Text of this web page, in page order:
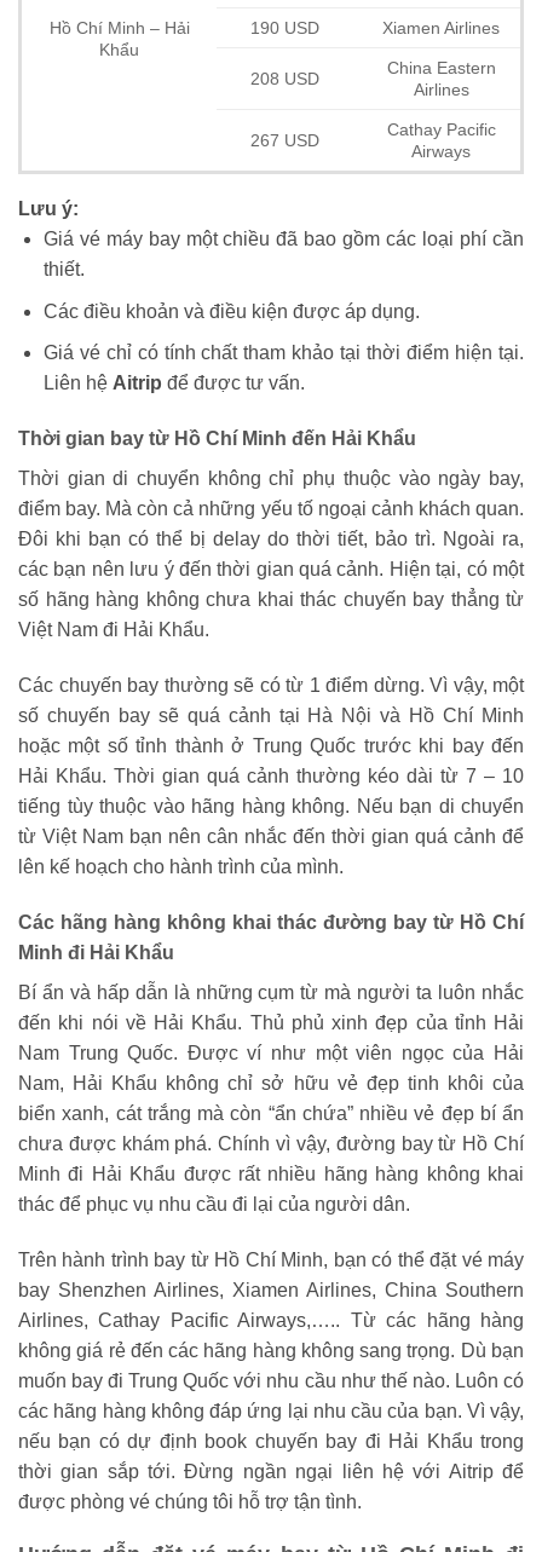
Hồ Chí Minh – Hải
Khẩu
190 USD Xiamen Airlines
208 USD
China Eastern
Airlines
267 USD
Cathay Pacific
Airways
Lưu ý:
Giá vé máy bay một chiều đã bao gồm các loại phí cần
thiết.
Các điều khoản và điều kiện được áp dụng.
Giá vé chỉ có tính chất tham khảo tại thời điểm hiện tại.
Liên hệ Aitrip để được tư vấn.
Thời gian bay từ Hồ Chí Minh đến Hải Khẩu
Thời gian di chuyển không chỉ phụ thuộc vào ngày bay,
điểm bay. Mà còn cả những yếu tố ngoại cảnh khách quan.
Đôi khi bạn có thể bị delay do thời tiết, bảo trì. Ngoài ra,
các bạn nên lưu ý đến thời gian quá cảnh. Hiện tại, có một
số hãng hàng không chưa khai thác chuyến bay thẳng từ
Việt Nam đi Hải Khẩu.
Các chuyến bay thường sẽ có từ 1 điểm dừng. Vì vậy, một
số chuyến bay sẽ quá cảnh tại Hà Nội và Hồ Chí Minh
hoặc một số tỉnh thành ở Trung Quốc trước khi bay đến
Hải Khẩu. Thời gian quá cảnh thường kéo dài từ 7 – 10
tiếng tùy thuộc vào hãng hàng không. Nếu bạn di chuyển
từ Việt Nam bạn nên cân nhắc đến thời gian quá cảnh để
lên kế hoạch cho hành trình của mình.
Các hãng hàng không khai thác đường bay từ Hồ Chí
Minh đi Hải Khẩu
Bí ẩn và hấp dẫn là những cụm từ mà người ta luôn nhắc
đến khi nói về Hải Khẩu. Thủ phủ xinh đẹp của tỉnh Hải
Nam Trung Quốc. Được ví như một viên ngọc của Hải
Nam, Hải Khẩu không chỉ sở hữu vẻ đẹp tinh khôi của
biển xanh, cát trắng mà còn “ẩn chứa” nhiều vẻ đẹp bí ẩn
chưa được khám phá. Chính vì vậy, đường bay từ Hồ Chí
Minh đi Hải Khẩu được rất nhiều hãng hàng không khai
thác để phục vụ nhu cầu đi lại của người dân.
Trên hành trình bay từ Hồ Chí Minh, bạn có thể đặt vé máy
bay Shenzhen Airlines, Xiamen Airlines, China Southern
Airlines, Cathay Pacific Airways,….. Từ các hãng hàng
không giá rẻ đến các hãng hàng không sang trọng. Dù bạn
muốn bay đi Trung Quốc với nhu cầu như thế nào. Luôn có
các hãng hàng không đáp ứng lại nhu cầu của bạn. Vì vậy,
nếu bạn có dự định book chuyến bay đi Hải Khẩu trong
thời gian sắp tới. Đừng ngần ngại liên hệ với Aitrip để
được phòng vé chúng tôi hỗ trợ tận tình.